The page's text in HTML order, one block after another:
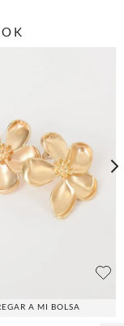
A MI BOLSA